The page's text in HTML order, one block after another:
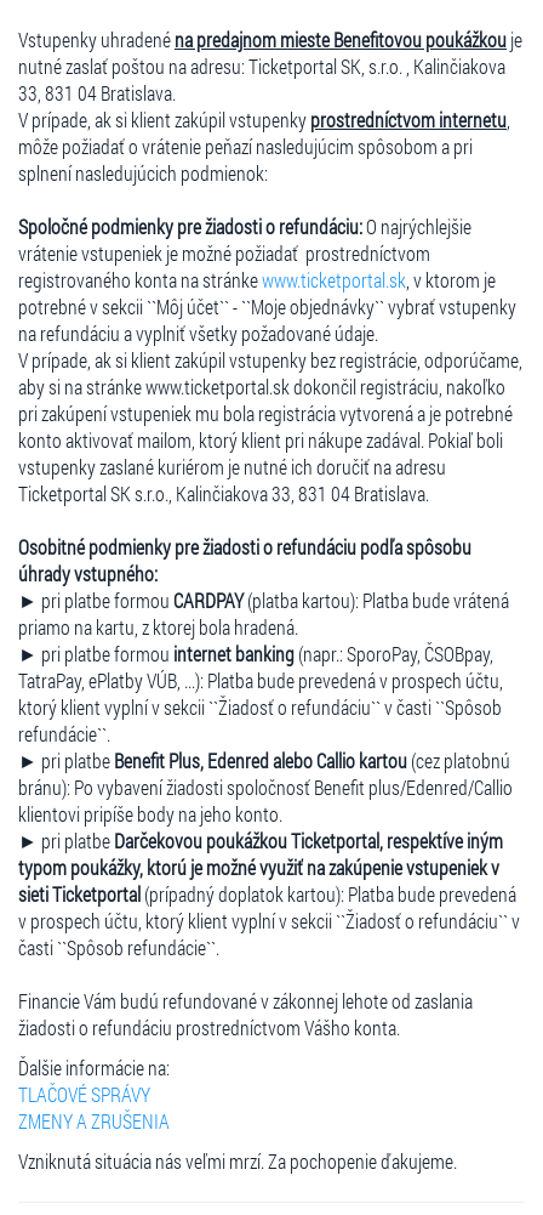
Vstupenky uhradenéna predajnom mieste Benefitovou poukážkouje
nutné zaslať poštou na adresu: Ticketportal SK, s.r.o. , Kalinčiakova
33, 831 04 Bratislava.
V prípade, ak si klient zakúpil vstupenkyprostredníctvom internetu
môže požiadať o vrátenie peňazí nasledujúcim spôsobom a pri
splnení nasledujúcich podmienok:
Spoločné podmienky pre žiadosti o refundáciu:O najrýchlejšie
vrátenie vstupeniek je možné požiadať prostredníctvom
registrovaného konta na stránkewww.ticketportal.sk , v ktorom je
potrebné v sekcii ``Môj účet`` - ``Moje objednávky`` vybrať vstupenky
na refundáciu a vyplniť všetky požadované údaje.
V prípade, ak si klient zakúpil vstupenky bez registrácie, odporúčame,
aby si na stránke www.ticketportal.sk dokončil registráciu, nakoľko
pri zakúpení vstupeniek mu bola registrácia vytvorená a je potrebné
konto aktivovať mailom, ktorý klient pri nákupe zadával. Pokiaľ boli
vstupenky zaslané kuriérom je nutné ich doručiť na adresu
Ticketportal SK s.r.o., Kalinčiakova 33, 831 04 Bratislava.
Osobitné podmienky pre žiadosti o refundáciu podľa spôsobu
úhrady vstupného:
► pri platbe formouCARDPAY(platba kartou): Platba bude vrátená
priamo na kartu, z ktorej bola hradená.
► pri platbe formou internet banking(napr.: SporoPay, ČSOBpay,
TatraPay, ePlatby VÚB, ...): Platba bude prevedená v prospech účtu,
ktorý klient vyplní v sekcii ``Žiadosť o refundáciu`` v časti ``Spôsob
refundácie``.
► pri platbeBenefit Plus, Edenred alebo Callio kartou(cez platobnú
bránu): Po vybavení žiadosti spoločnosť Benefit plus/Edenred/Callio
klientovi pripíše body na jeho konto.
► pri platbeDarčekovou poukážkou Ticketportal, respektíve iným
typom poukážky, ktorú je možné využiť na zakúpenie vstupeniek v
sieti Ticketportal(prípadný doplatok kartou): Platba bude prevedená
v prospech účtu, ktorý klient vyplní v sekcii ``Žiadosť o refundáciu`` v
časti ``Spôsob refundácie``.
Financie Vám budú refundované v zákonnej lehote od zaslania
žiadosti o refundáciu prostredníctvom Vášho konta.
Ďalšie informácie na:
TLAČOVÉ SPRÁVY
ZMENY A ZRUŠENIA
Vzniknutá situácia nás veľmi mrzí. Za pochopenie ďakujeme.